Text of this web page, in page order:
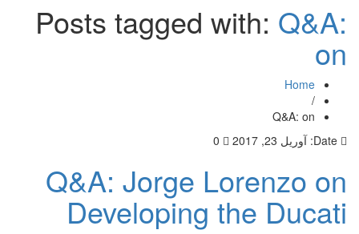
Posts tagged with:Q&A:
on
Home
/
Q&A: on
Date: آوریل 23, 2017 0
Q&A: Jorge Lorenzo on
Developing the Ducati